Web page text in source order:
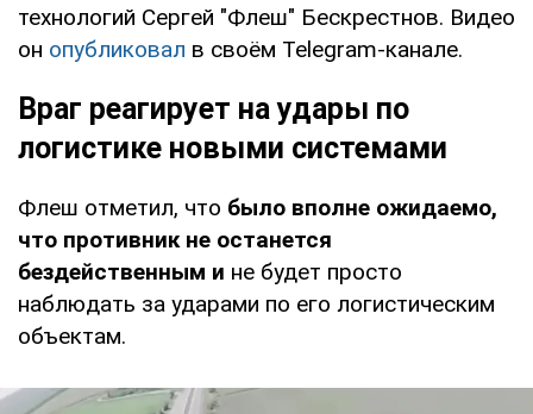
технологий Сергей "Флеш" Бескрестнов. Видео
он опубликовал в своём Telegram-канале.
Враг реагирует на удары по
логистике новыми системами
Флеш отметил, что было вполне ожидаемо,
что противник не останется
бездейственным и не будет просто
наблюдать за ударами по его логистическим
объектам.